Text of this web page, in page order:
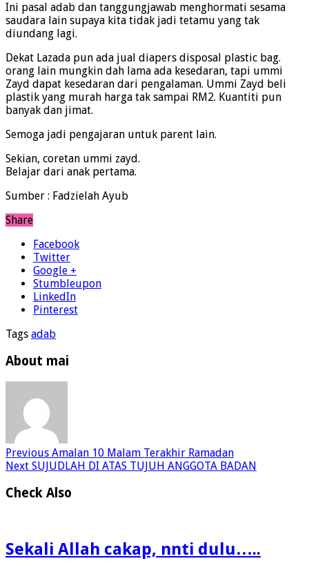
Ini pasal adab dan tanggungjawab menghormati sesama
saudara lain supaya kita tidak jadi tetamu yang tak
diundang lagi.
Dekat Lazada pun ada jual diapers disposal plastic bag.
orang lain mungkin dah lama ada kesedaran, tapi ummi
Zayd dapat kesedaran dari pengalaman. Ummi Zayd beli
plastik yang murah harga tak sampai RM2. Kuantiti pun
banyak dan jimat.
Semoga jadi pengajaran untuk parent lain.
Sekian, coretan ummi zayd.
Belajar dari anak pertama.
Sumber : Fadzielah Ayub
Share
Facebook
Twitter
Google +
Stumbleupon
LinkedIn
Pinterest
Tags adab
About mai
Previous Amalan 10 Malam Terakhir Ramadan
Next SUJUDLAH DI ATAS TUJUH ANGGOTA BADAN
Check Also
Sekali Allah cakap, nnti dulu…..